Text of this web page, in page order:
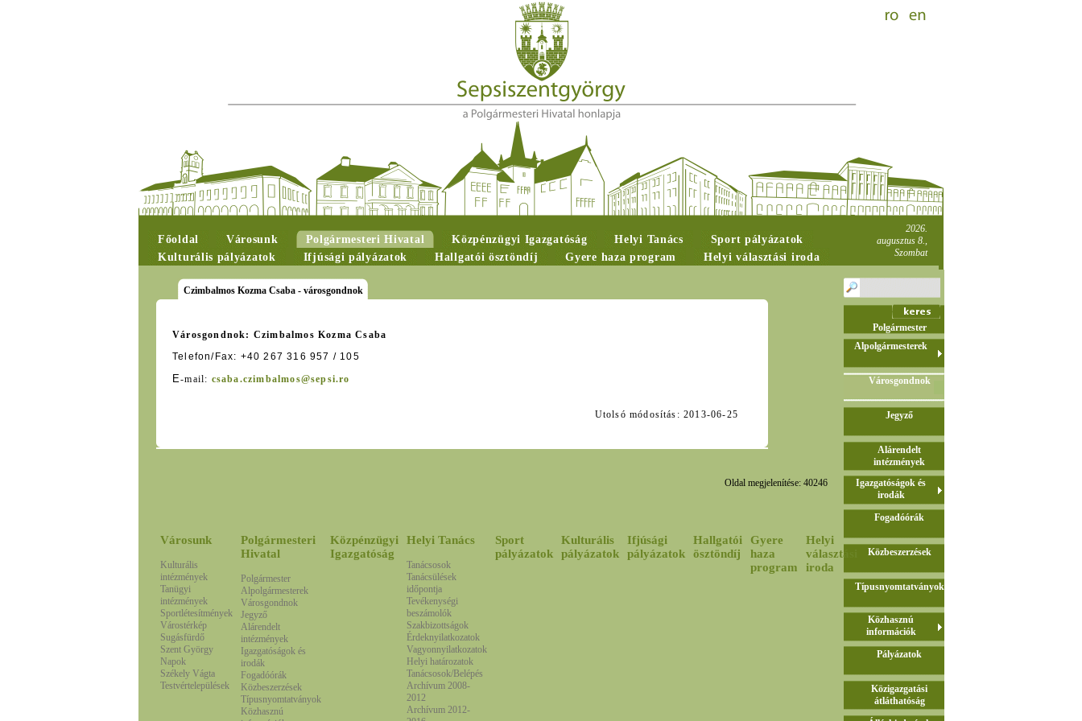
Főoldal Városunk Polgármesteri Hivatal Közpénzügyi Igazgatóság Helyi Tanács
Sport pályázatok
Kulturális pályázatok
Ifjúsági pályázatok Hallgatói ösztöndíj Gyere haza program Helyi választási iroda
2026.
augusztus 8.,
Szombat
Czimbalmos Kozma Csaba - városgondnok
Városgondnok: Czimbalmos Kozma Csaba
Telefon/Fax: +40 267 316 957 / 105
E-mail: csaba.czimbalmos@sepsi.ro
Utolsó módosítás: 2013-06-25
Oldal megjelenítése: 40246
Városunk
Kulturális
intézmények
Tanügyi
intézmények
Sportlétesítmények
Várostérkép
Sugásfürdő
Szent György
Napok
Székely Vágta
Testvértelepülések
Polgármesteri
Hivatal
Polgármester
Alpolgármesterek
Városgondnok
Jegyző
Alárendelt
intézmények
Igazgatóságok és
irodák
Fogadóórák
Közbeszerzések
Típusnyomtatványok
Közhasznú
Közpénzügyi
Igazgatóság
Helyi Tanács
Tanácsosok
Tanácsülések
időpontja
Tevékenységi
beszámolók
Szakbizottságok
Érdeknyilatkozatok
Vagyonnyilatkozatok
Helyi határozatok
Tanácsosok/Belépés
Archívum 2008-
2012
Archívum 2012-
Sport
pályázatok
Kulturális
pályázatok
Ifjúsági
pályázatok
Hallgatói
ösztöndíj
Gyere
haza
program
Helyi
választási
iroda
Polgármester
Alpolgármesterek
Városgondnok
Jegyző
Alárendelt
intézmények
Igazgatóságok és
irodák
Fogadóórák
Közbeszerzések
Típusnyomtatványok
Közhasznú
információk
Pályázatok
Közigazgatási
átláthatóság